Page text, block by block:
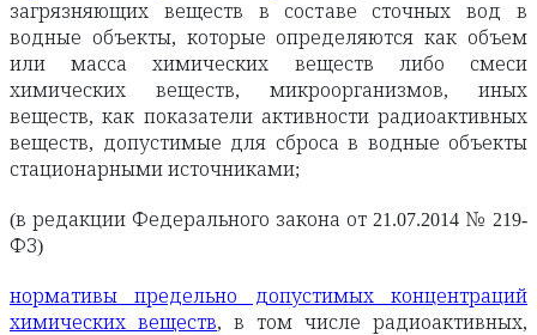
загрязняющих веществ в составе сточных вод в
водные объекты, которые определяются как объем
или масса химических веществ либо смеси
химических веществ, микроорганизмов, иных
веществ, как показатели активности радиоактивных
веществ, допустимые для сброса в водные объекты
стационарными источниками;
(в редакции Федерального закона от 21.07.2014 № 219-
ФЗ)
нормативы предельно допустимых концентраций
химических веществ, в том числе радиоактивных,